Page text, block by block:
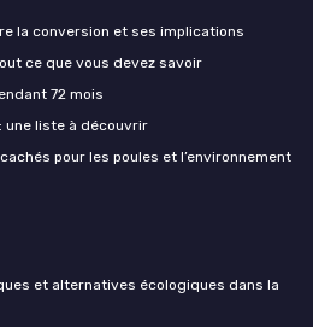
la conversion et ses implications
ce que vous devez savoir
72 mois
une liste à découvrir
pour les poules et l’environnement
et alternatives écologiques dans la